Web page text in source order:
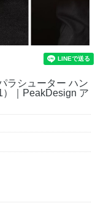
ラシューター ハン
）｜PeakDesign ア